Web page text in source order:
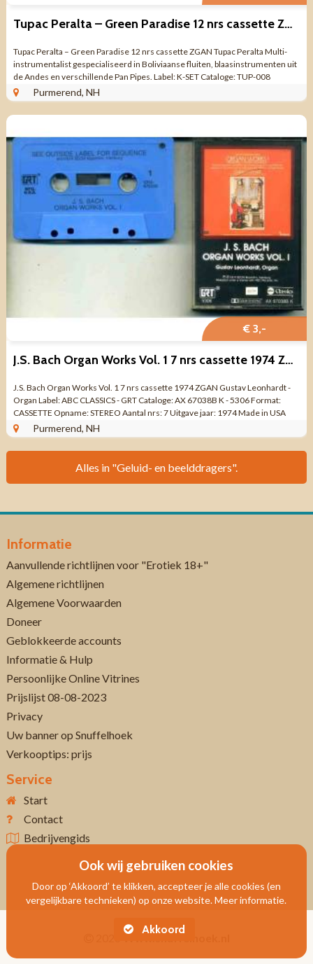
Tupac Peralta – Green Paradise 12 nrs cassette ZGAN
Tupac Peralta – Green Paradise 12 nrs cassette ZGAN Tupac Peralta Multi-
instrumentalist gespecialiseerd in Boliviaanse fluiten, blaasinstrumenten uit
de Andes en verschillende Pan Pipes. Label: K-SET Cataloge: TUP-008
Opname: ...Purmerend, NH
€ 3,-
J.S. Bach Organ Works Vol. 1 7 nrs cassette 1974 ZGAN
J.S. Bach Organ Works Vol. 1 7 nrs cassette 1974 ZGAN Gustav Leonhardt -
Organ Label: ABC CLASSICS - GRT Cataloge: AX 67038B K - 5306 Format:
CASSETTE Opname: STEREO Aantal nrs: 7 Uitgave jaar: 1974 Made in USA
Genre: KLASSIEK ...
Purmerend, NH
Alles in "Geluid- en beelddragers".
Informatie
Aanvullende richtlijnen voor "Erotiek 18+"
Algemene richtlijnen
Algemene Voorwaarden
Doneer
Geblokkeerde accounts
Informatie & Hulp
Persoonlijke Online Vitrines
Prijslijst 08-08-2023
Privacy
Uw banner op Snuffelhoek
Verkooptips: prijs
Service
Start
Contact
Bedrijvengids
Www.snuffelhoek.nl
Ook wij gebruiken cookies
Door op ‘Akkoord’ te klikken, accepteer je alle cookies (en
vergelijkbare technieken) op onze website. Meer informatie.
Akkoord